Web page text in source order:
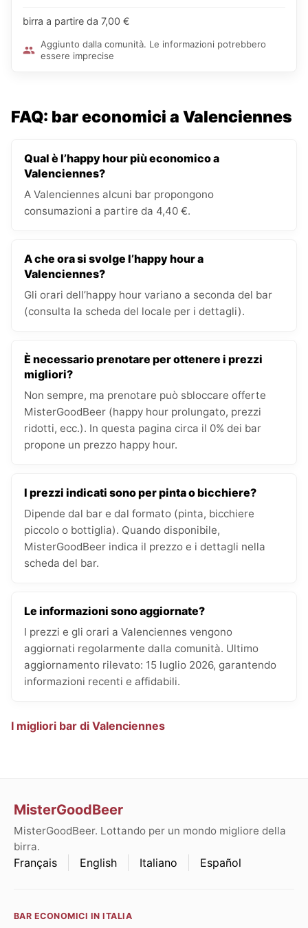
birra a partire da 7,00 €
Aggiunto dalla comunità. Le informazioni potrebbero
essere imprecise
FAQ: bar economici a Valenciennes
Qual è l’happy hour più economico a
Valenciennes?
A Valenciennes alcuni bar propongono
consumazioni a partire da 4,40 €.
A che ora si svolge l’happy hour a
Valenciennes?
Gli orari dell’happy hour variano a seconda del bar
(consulta la scheda del locale per i dettagli).
È necessario prenotare per ottenere i prezzi
migliori?
Non sempre, ma prenotare può sbloccare offerte
MisterGoodBeer (happy hour prolungato, prezzi
ridotti, ecc.). In questa pagina circa il 0% dei bar
propone un prezzo happy hour.
I prezzi indicati sono per pinta o bicchiere?
Dipende dal bar e dal formato (pinta, bicchiere
piccolo o bottiglia). Quando disponibile,
MisterGoodBeer indica il prezzo e i dettagli nella
scheda del bar.
Le informazioni sono aggiornate?
I prezzi e gli orari a Valenciennes vengono
aggiornati regolarmente dalla comunità. Ultimo
aggiornamento rilevato: 15 luglio 2026, garantendo
informazioni recenti e affidabili.
I migliori bar di Valenciennes
MisterGoodBeer
MisterGoodBeer. Lottando per un mondo migliore della
birra.
Français English Italiano Español
BAR ECONOMICI IN ITALIA